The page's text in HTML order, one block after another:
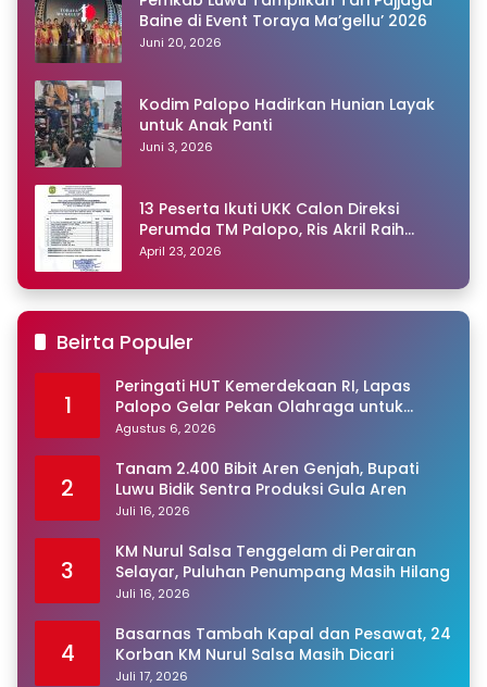
Baine di Event Toraya Ma’gellu’ 2026
Juni 20, 2026
Kodim Palopo Hadirkan Hunian Layak
untuk Anak Panti
Juni 3, 2026
13 Peserta Ikuti UKK Calon Direksi
Perumda TM Palopo, Ris Akril Raih
Peringkat Pertama
April 23, 2026
Beirta Populer
1
Peringati HUT Kemerdekaan RI, Lapas
Palopo Gelar Pekan Olahraga untuk
Warga Binaan
Agustus 6, 2026
2
Tanam 2.400 Bibit Aren Genjah, Bupati
Luwu Bidik Sentra Produksi Gula Aren
Juli 16, 2026
3
KM Nurul Salsa Tenggelam di Perairan
Selayar, Puluhan Penumpang Masih Hilang
Juli 16, 2026
4
Basarnas Tambah Kapal dan Pesawat, 24
Korban KM Nurul Salsa Masih Dicari
Juli 17, 2026